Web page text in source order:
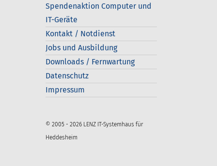
Spendenaktion Computer und
IT-Geräte
Kontakt / Notdienst
Jobs und Ausbildung
Downloads / Fernwartung
Datenschutz
Impressum
© 2005 - 2026 LENZ IT-Systemhaus für
Heddesheim